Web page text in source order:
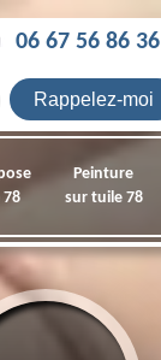
06 67 56 86 36
Peinture
sur tuile 78